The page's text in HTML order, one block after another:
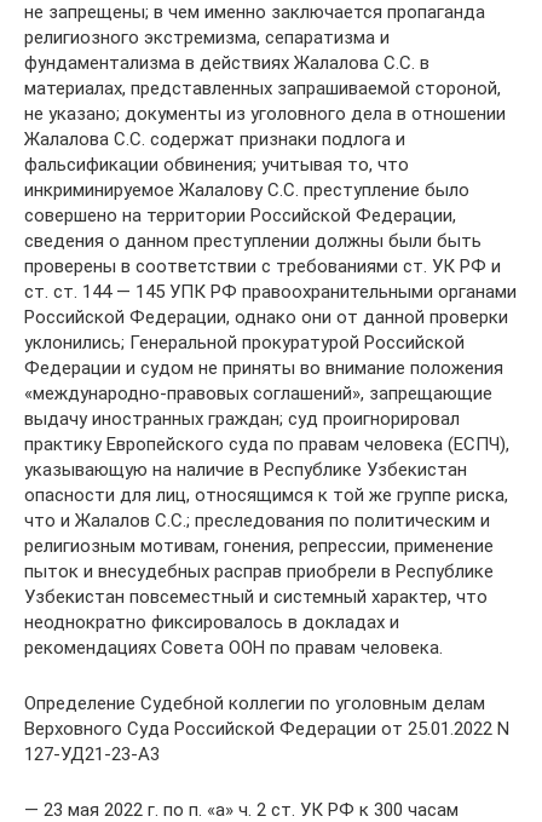
не запрещены; в чем именно заключается пропаганда
религиозного экстремизма, сепаратизма и
фундаментализма в действиях Жалалова С.С. в
материалах, представленных запрашиваемой стороной,
не указано; документы из уголовного дела в отношении
Жалалова С.С. содержат признаки подлога и
фальсификации обвинения; учитывая то, что
инкриминируемое Жалалову С.С. преступление было
совершено на территории Российской Федерации,
сведения о данном преступлении должны были быть
проверены в соответствии с требованиями ст. УК РФ и
ст. ст. 144 — 145 УПК РФ правоохранительными органами
Российской Федерации, однако они от данной проверки
уклонились; Генеральной прокуратурой Российской
Федерации и судом не приняты во внимание положения
«международно-правовых соглашений», запрещающие
выдачу иностранных граждан; суд проигнорировал
практику Европейского суда по правам человека (ЕСПЧ),
указывающую на наличие в Республике Узбекистан
опасности для лиц, относящимся к той же группе риска,
что и Жалалов С.С.; преследования по политическим и
религиозным мотивам, гонения, репрессии, применение
пыток и внесудебных расправ приобрели в Республике
Узбекистан повсеместный и системный характер, что
неоднократно фиксировалось в докладах и
рекомендациях Совета ООН по правам человека.
Определение Судебной коллегии по уголовным делам
Верховного Суда Российской Федерации от 25.01.2022 N
127-УД21-23-А3
— 23 мая 2022 г. по п. «а» ч. 2 ст. УК РФ к 300 часам